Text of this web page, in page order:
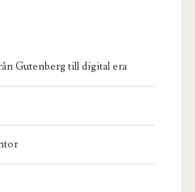
Gutenberg till digital era